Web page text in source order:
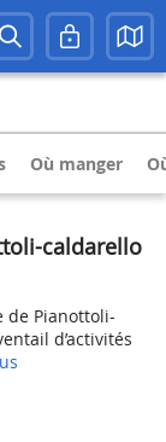
Où manger
caldarello
de Pianottoli-
d’activités